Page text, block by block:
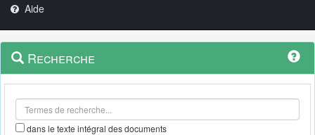
Aide
Navigation
outils
Menu
contextuel
Recherche
dans le texte intégral des documents